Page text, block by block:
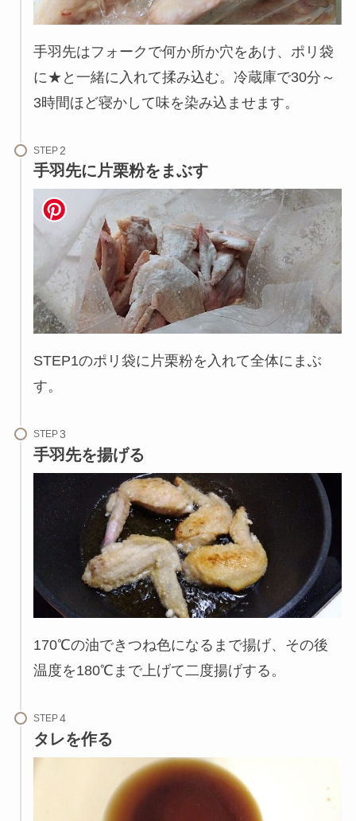
手羽先はフォークで何か所か穴をあけ、ポリ袋
に★と一緒に入れて揉み込む。冷蔵庫で30分～
3時間ほど寝かして味を染み込ませます。
STEP
手羽先に片栗粉をまぶす
STEP1のポリ袋に片栗粉を入れて全体にまぶ
す。
STEP
手羽先を揚げる
170℃の油できつね色になるまで揚げ、その後
温度を180℃まで上げて二度揚げする。
STEP
タレを作る